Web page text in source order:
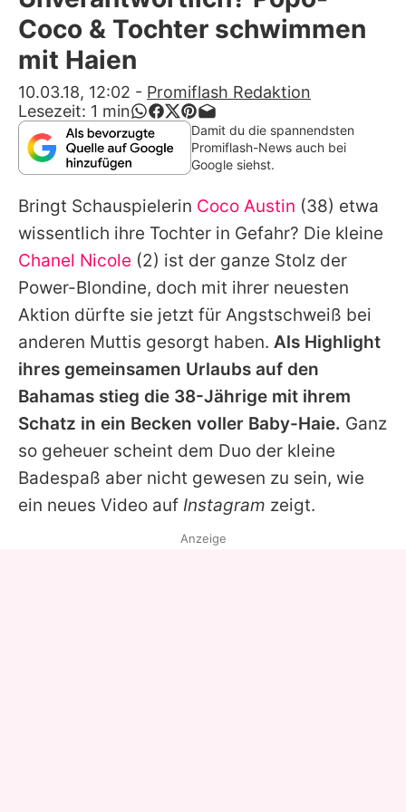
Alle Themen auf Promiflash
App runterladen
Team
Redaktionelle Richtlinien
Impressum
Datenschutzerklärung
Nutzungsbedingungen
Utiq verwalten
Coco & Tochter schwimmen
mit Haien
10.03.18, 12:02 - Promiflash Redaktion
Lesezeit: 1 min
Damit du die spannendsten
Promiflash-News auch bei
Google siehst.
Bringt Schauspielerin Coco Austin (38) etwa
wissentlich ihre Tochter in Gefahr? Die kleine
Chanel Nicole (2) ist der ganze Stolz der
Power-Blondine, doch mit ihrer neuesten
Aktion dürfte sie jetzt für Angstschweiß bei
anderen Muttis gesorgt haben. Als Highlight
ihres gemeinsamen Urlaubs auf den
Bahamas stieg die 38-Jährige mit ihrem
Schatz in ein Becken voller Baby-Haie. Ganz
so geheuer scheint dem Duo der kleine
Badespaß aber nicht gewesen zu sein, wie
ein neues Video auf Instagram zeigt.
Anzeige